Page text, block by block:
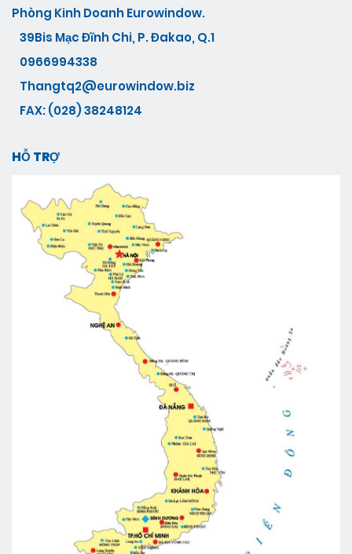
Phòng Kinh Doanh Eurowindow.
39Bis Mạc Đĩnh Chi, P. Đakao, Q.1
0966994338
Thangtq2@eurowindow.biz
FAX: (028) 38248124
HỖ TRỢ